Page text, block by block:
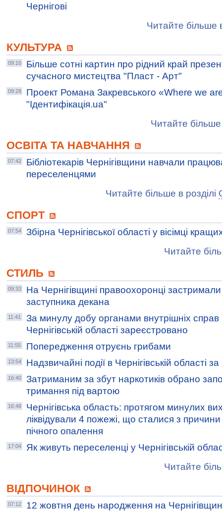
Чернігові
Читайте більше
КУЛЬТУРА
09:10
Більше сотні картин про рідний край
сучасного мистецтва "Пласт - Арт"
09:28
Проект Романа Закревського «Where we
"Ідентифікація.ua"
Читайте більше
ОСВІТА ТА НАВЧАННЯ
07:42
Бібліотекарів Чернігівщини навчали
переселенцями
Читайте більше в розділі
СПОРТ
07:54
Збірна Чернігівської області у вісімці
Читайте
СТИЛЬ
09:33
На Чернігівщині правоохоронці
заступника декана
11:41
За минулу добу органами внутрішніх
Чернігівській області зареєстровано
11:55 Попередження отруєнь грибами
13:54 Надзвичайні події в Чернігівській області
16:40
Затриманим за збут наркотиків обрано
тримання під вартою
16:48
Чернігівська область: протягом минулих
ліквідували 4 пожежі, що сталися з
пічного опалення
17:04
Як живуть переселенці у Чернігівській
Читайте
ВІДПОЧИНОК
07:12 12 жовтня день народження на